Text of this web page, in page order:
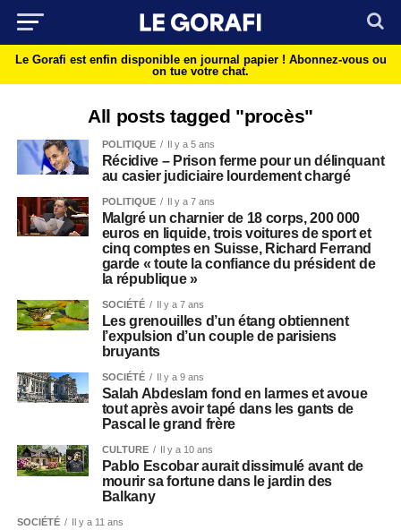
Le Gorafi est enfin disponible en journal papier ! Abonnez-vous ou
on tue votre chat.
All posts tagged "procès"
POLITIQUE Il y a 5 ans
Récidive – Prison ferme pour un délinquant
au casier judiciaire lourdement chargé
POLITIQUE Il y a 7 ans
Malgré un charnier de 18 corps, 200 000
euros en liquide, trois voitures de sport et
cinq comptes en Suisse, Richard Ferrand
garde « toute la confiance du président de
la république »
SOCIÉTÉ Il y a 7 ans
Les grenouilles d’un étang obtiennent
l’expulsion d’un couple de parisiens
bruyants
SOCIÉTÉ Il y a 9 ans
Salah Abdeslam fond en larmes et avoue
tout après avoir tapé dans les gants de
Pascal le grand frère
CULTURE Il y a 10 ans
Pablo Escobar aurait dissimulé avant de
mourir sa fortune dans le jardin des
Balkany
SOCIÉTÉ Il y a 11 ans